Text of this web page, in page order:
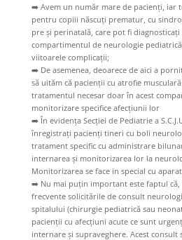
➡️Avem un număr mare de pacienți, iar
pentru copiii născuți prematur, cu
pre și perinatală, care pot fi
compartimentul de neurologie
viitoarele complicații;
➡️De asemenea, deoarece de aici a
să uităm că pacienții cu atrofie
tratamentul necesar doar în acest
monitorizare specifice afecțiunii lor
➡️În evidența Secției de Pediatrie a
înregistrați pacienți tineri cu boli
tratament specific cu administrare
internarea și monitorizarea lor la
Monitorizarea se face in special cu
➡️Nu mai puțin important este faptul
frecvente solicitările de consult
spitalului (chirurgie pediatrică sau
pacienții cu afecțiuni acute ce sunt
internare și supraveghere. Acest consult